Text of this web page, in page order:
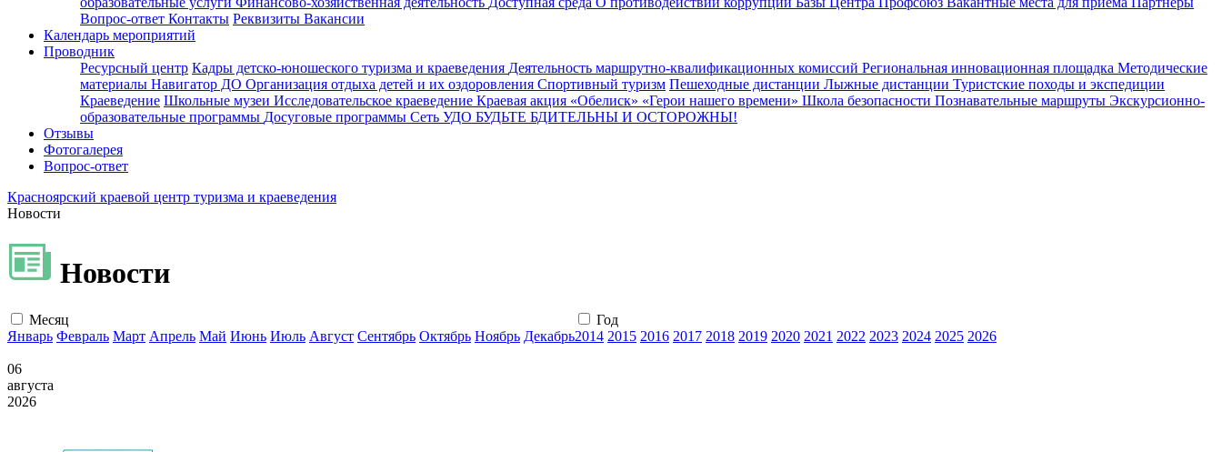
Вопрос-ответ Контакты Реквизиты Вакансии
Календарь мероприятий
Проводник
Ресурсный центр Кадры детско-юношеского туризма и краеведения Деятельность маршрутно-квалификационных комиссий Региональная инновационная площадка Методические
материалы Навигатор ДО Организация отдыха детей и их оздоровления Спортивный туризм Пешеходные дистанции Лыжные дистанции Туристские походы и экспедиции
Краеведение Школьные музеи Исследовательское краеведение Краевая акция «Обелиск» «Герои нашего времени» Школа безопасности Познавательные маршруты Экскурсионно-
образовательные программы Досуговые программы Сеть УДО БУДЬТЕ БДИТЕЛЬНЫ И ОСТОРОЖНЫ!
Отзывы
Фотогалерея
Вопрос-ответ
Красноярский краевой центр туризма и краеведения
Новости
Новости
Месяц
Январь Февраль Март Апрель Май Июнь Июль Август Сентябрь Октябрь Ноябрь Декабрь
Год
2014 2015 2016 2017 2018 2019 2020 2021 2022 2023 2024 2025 2026
06
августа
2026